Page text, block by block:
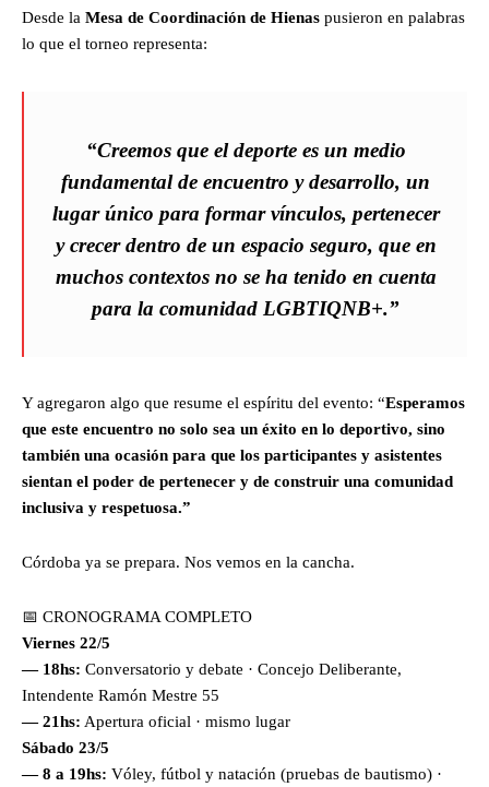
Desde la Mesa de Coordinación de Hienas pusieron en palabras
lo que el torneo representa:
“Creemos que el deporte es un medio
fundamental de encuentro y desarrollo, un
lugar único para formar vínculos, pertenecer
y crecer dentro de un espacio seguro, que en
muchos contextos no se ha tenido en cuenta
para la comunidad LGBTIQNB+.”
Y agregaron algo que resume el espíritu del evento: “Esperamos
que este encuentro no solo sea un éxito en lo deportivo, sino
también una ocasión para que los participantes y asistentes
sientan el poder de pertenecer y de construir una comunidad
inclusiva y respetuosa.”
Córdoba ya se prepara. Nos vemos en la cancha.
📅 CRONOGRAMA COMPLETO
Viernes 22/5
— 18hs: Conversatorio y debate · Concejo Deliberante,
Intendente Ramón Mestre 55
— 21hs: Apertura oficial · mismo lugar
Sábado 23/5
— 8 a 19hs: Vóley, fútbol y natación (pruebas de bautismo) ·